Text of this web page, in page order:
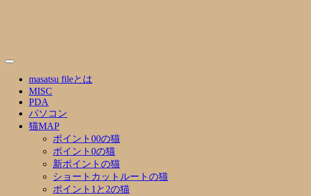
masatsu fileとは
MISC
PDA
パソコン
猫MAP
ポイント00の猫
ポイント0の猫
新ポイントの猫
ショートカットルートの猫
ポイント1と2の猫